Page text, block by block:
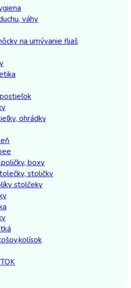
váhy
na umývanie fliaš
ohrádky
boxy
stoličky
stolčeky